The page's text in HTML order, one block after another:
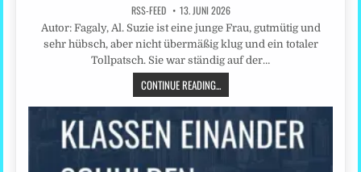
RSS-FEED 13. JUNI 2026
Autor: Fagaly, Al. Suzie ist eine junge Frau, gutmütig und
sehr hübsch, aber nicht übermäßig klug und ein totaler
Tollpatsch. Sie war ständig auf der…
CONTINUE READING...